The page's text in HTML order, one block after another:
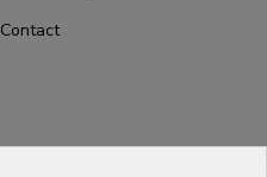
Contact